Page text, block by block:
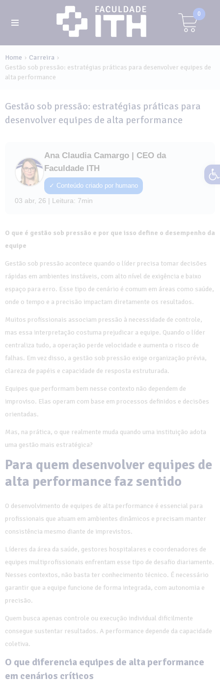
0
Home › Carreira ›
Gestão sob pressão: estratégias práticas para desenvolver equipes de
alta performance
Gestão sob pressão: estratégias práticas para
desenvolver equipes de alta performance
Ana Claudia Camargo | CEO da
Faculdade ITH
✓ Conteúdo criado por humano
03 abr, 26 | Leitura: 7min
O que é gestão sob pressão e por que isso define o desempenho da
equipe
Gestão sob pressão acontece quando o líder precisa tomar decisões
rápidas em ambientes instáveis, com alto nível de exigência e baixo
espaço para erro. Esse tipo de cenário é comum em áreas como saúde,
onde o tempo e a precisão impactam diretamente os resultados.
Muitos profissionais associam pressão à necessidade de controle,
mas essa interpretação costuma prejudicar a equipe. Quando o líder
centraliza tudo, a operação perde velocidade e aumenta o risco de
falhas. Em vez disso, a gestão sob pressão exige organização prévia,
clareza de papéis e capacidade de resposta estruturada.
Equipes que performam bem nesse contexto não dependem de
improviso. Elas operam com base em processos definidos e decisões
orientadas.
Mas, na prática, o que realmente muda quando uma instituição adota
uma gestão mais estratégica?
Para quem desenvolver equipes de
alta performance faz sentido
O desenvolvimento de equipes de alta performance é essencial para
profissionais que atuam em ambientes dinâmicos e precisam manter
consistência mesmo diante de imprevistos.
Líderes da área da saúde, gestores hospitalares e coordenadores de
equipes multiprofissionais enfrentam esse tipo de desafio diariamente.
Nesses contextos, não basta ter conhecimento técnico. É necessário
garantir que a equipe funcione de forma integrada, com autonomia e
precisão.
Quem busca apenas controle ou execução individual dificilmente
consegue sustentar resultados. A performance depende da capacidade
coletiva.
O que diferencia equipes de alta performance
em cenários críticos